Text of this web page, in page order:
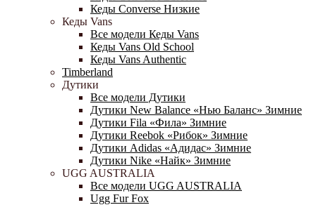
Кеды Converse Низкие
Кеды Vans
Все модели Кеды Vans
Кеды Vans Old School
Кеды Vans Authentic
Timberland
Дутики
Все модели Дутики
Дутики New Balance «Нью Баланс» Зимние
Дутики Fila «Фила» Зимние
Дутики Reebok «Рибок» Зимние
Дутики Adidas «Адидас» Зимние
Дутики Nike «Найк» Зимние
UGG AUSTRALIA
Все модели UGG AUSTRALIA
Ugg Fur Fox